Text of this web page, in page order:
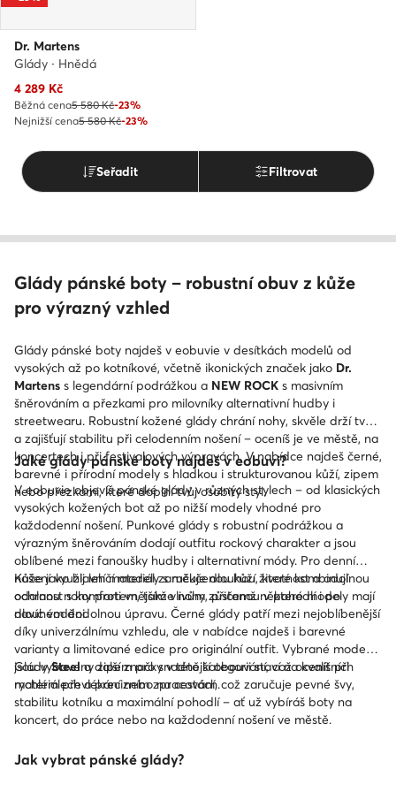
Dr. Martens
Glády · Hnědá
Aktuální cena
4 289 Kč
Běžná cena5 580 Kč-23%
Nejnižší cena5 580 Kč-23%
Seřadit Filtrovat
Glády pánské boty – robustní obuv z kůže
pro výrazný vzhled
Glády pánské boty najdeš v eobuvie v desítkách modelů od
vysokých až po kotníkové, včetně ikonických značek jako Dr.
Martens s legendární podrážkou a NEW ROCK s masivním
šněrováním a přezkami pro milovníky alternativní hudby i
streetwearu. Robustní kožené glády chrání nohy, skvěle drží tvar
a zajišťují stabilitu při celodenním nošení – oceníš je ve městě, na
koncertech i při festivalových výpravách. V nabídce najdeš černé,
barevné i přírodní modely s hladkou i strukturovanou kůží, zipem
nebo přezkami, které doplní tvůj osobitý styl.
Jaké glády pánské boty najdeš v eobuvi?
V eobuvie objevíš pánské glády v různých stylech – od klasických
vysokých kožených bot až po nižší modely vhodné pro
každodenní nošení. Punkové glády s robustní podrážkou a
výrazným šněrováním dodají outfitu rockový charakter a jsou
oblíbené mezi fanoušky hudby i alternativní módy. Pro denní
nošení využij lehčí modely s měkčenou kůží, které kombinují
odolnost s komfortem, takže nohy zůstanou v pohodlí i po
dlouhém dni.
Kůže jako hlavní materiál zaručuje dlouhou životnost a odolnou
ochranu nohy proti vnějším vlivům, přičemž některé modely mají
navíc voděodolnou úpravu. Černé glády patří mezi nejoblíbenější
díky univerzálnímu vzhledu, ale v nabídce najdeš i barevné
varianty a limitované edice pro originální outfit. Vybrané modely
jsou vybaveny zipem pro snadnější obouvání, což oceníš při
rychlém převlékání nebo na cestách.
GládySteela další značky v této kategorii staví na kvalitních
materiálech a precizním zpracování, což zaručuje pevné švy,
stabilitu kotníku a maximální pohodlí – ať už vybíráš boty na
koncert, do práce nebo na každodenní nošení ve městě.
Jak vybrat pánské glády?